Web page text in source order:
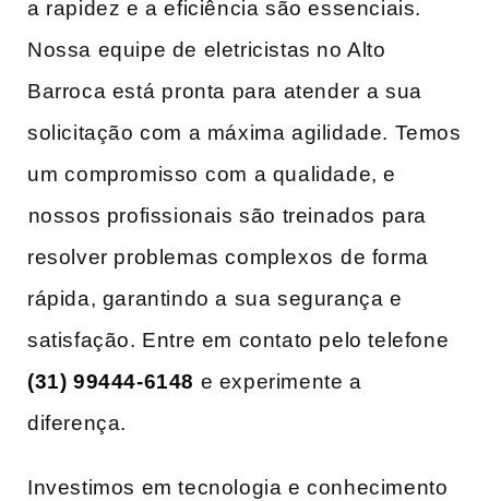
a rapidez‌ e a eficiência são essenciais.
Nossa equipe de eletricistas no Alto
Barroca está ⁣pronta para atender ⁣a ‌sua
solicitação com a ‌máxima agilidade. Temos
um ⁢compromisso⁢ com a‌ qualidade, e
⁣nossos ‌profissionais são treinados para
resolver problemas complexos ⁢de forma
rápida, garantindo ​a sua segurança e⁢
satisfação. Entre em contato pelo telefone‌
(31) 99444-6148 e experimente a
diferença.
Investimos em tecnologia e‌ conhecimento